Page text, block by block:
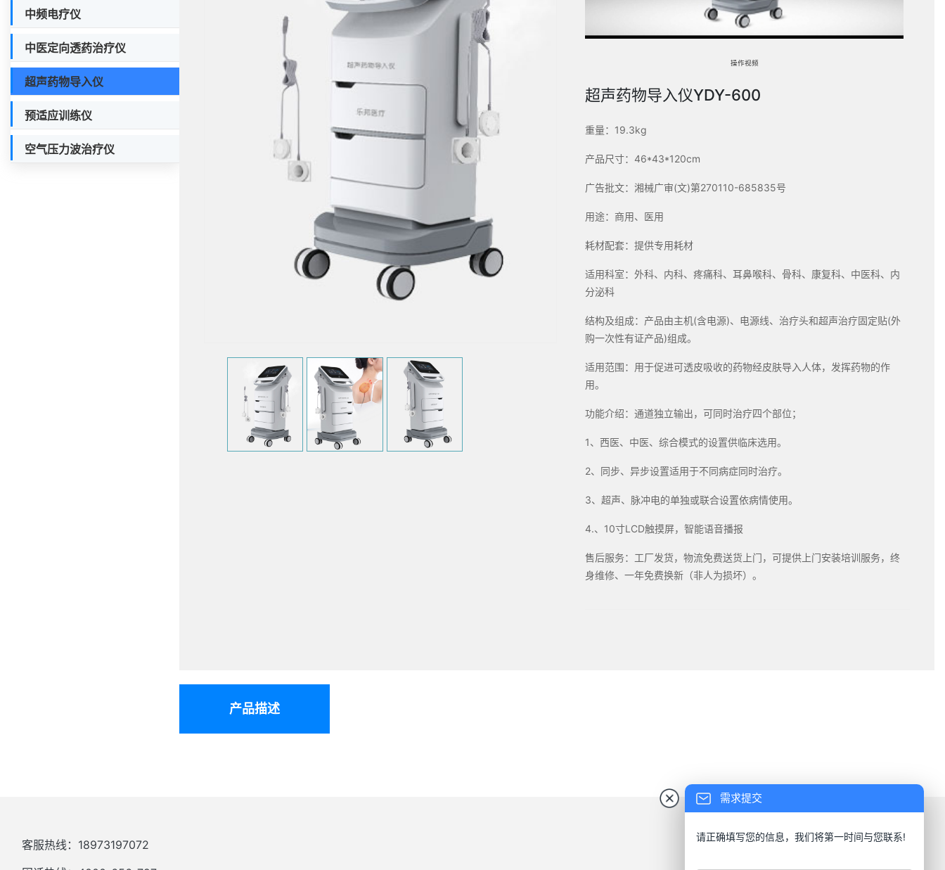
中频电疗仪
中医定向透药治疗仪
超声药物导入仪
预适应训练仪
空气压力波治疗仪
操作视频
超声药物导入仪YDY-600
重量：19.3kg
产品尺寸：46*43*120cm
广告批文：湘械广审(文)第270110-685835号
用途：商用、医用
耗材配套：提供专用耗材
适用科室：外科、内科、疼痛科、耳鼻喉科、骨科、康复科、中医科、内
分泌科
结构及组成：产品由主机(含电源)、电源线、治疗头和超声治疗固定贴(外
购一次性有证产品)组成。
适用范围：用于促进可透皮吸收的药物经皮肤导入人体，发挥药物的作
用。
功能介绍：通道独立输出，可同时治疗四个部位；
1、西医、中医、综合模式的设置供临床选用。
2、同步、异步设置适用于不同病症同时治疗。
3、超声、脉冲电的单独或联合设置依病情使用。
4.、10寸LCD触摸屏，智能语音播报
售后服务：工厂发货，物流免费送货上门，可提供上门安装培训服务，终
身维修、一年免费换新（非人为损坏）。
产品描述
客服热线：18973197072
需求提交
请正确填写您的信息，我们将第一时间与您联系!